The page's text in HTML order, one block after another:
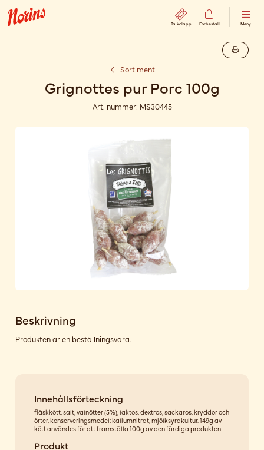
Ta kölapp Förbeställ Meny
Sortiment
Grignottes pur Porc 100g
Art. nummer: MS30445
Beskrivning
Produkten är en beställningsvara.
Innehållsförteckning
fläskkött, salt, valnötter (5%), laktos, dextros, sackaros, kryddor och
örter, konserveringsmedel: kaliumnitrat, mjölksyrakultur. 149g av
kött användes för att framställa 100g av den färdiga produkten
Produkt